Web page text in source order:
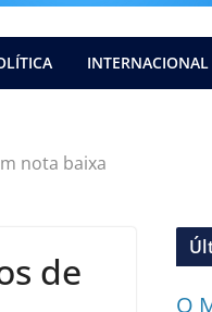
INTERNACIONAL
nota baixa
de
O